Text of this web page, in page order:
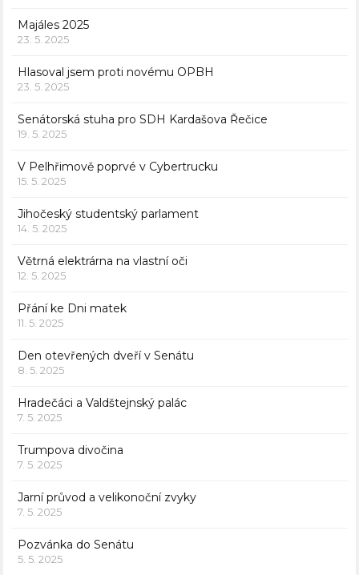
Majáles 2025
23. 5. 2025
Hlasoval jsem proti novému OPBH
23. 5. 2025
Senátorská stuha pro SDH Kardašova Řečice
19. 5. 2025
V Pelhřimově poprvé v Cybertrucku
15. 5. 2025
Jihočeský studentský parlament
14. 5. 2025
Větrná elektrárna na vlastní oči
12. 5. 2025
Přání ke Dni matek
11. 5. 2025
Den otevřených dveří v Senátu
8. 5. 2025
Hradečáci a Valdštejnský palác
7. 5. 2025
Trumpova divočina
7. 5. 2025
Jarní průvod a velikonoční zvyky
7. 5. 2025
Pozvánka do Senátu
5. 5. 2025